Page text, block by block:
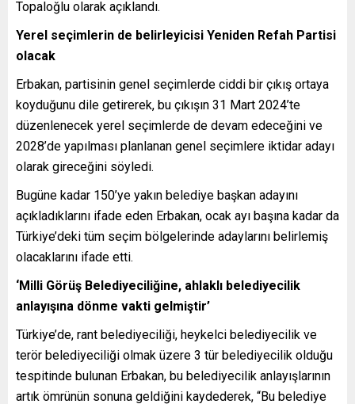
Topaloğlu olarak açıklandı.
Yerel seçimlerin de belirleyicisi Yeniden Refah Partisi
olacak
Erbakan, partisinin genel seçimlerde ciddi bir çıkış ortaya
koyduğunu dile getirerek, bu çıkışın 31 Mart 2024’te
düzenlenecek yerel seçimlerde de devam edeceğini ve
2028’de yapılması planlanan genel seçimlere iktidar adayı
olarak gireceğini söyledi.
Bugüne kadar 150’ye yakın belediye başkan adayını
açıkladıklarını ifade eden Erbakan, ocak ayı başına kadar da
Türkiye’deki tüm seçim bölgelerinde adaylarını belirlemiş
olacaklarını ifade etti.
‘Milli Görüş Belediyeciliğine, ahlaklı belediyecilik
anlayışına dönme vakti gelmiştir’
Türkiye’de, rant belediyeciliği, heykelci belediyecilik ve
terör belediyeciliği olmak üzere 3 tür belediyecilik olduğu
tespitinde bulunan Erbakan, bu belediyecilik anlayışlarının
artık ömrünün sonuna geldiğini kaydederek, “Bu belediye